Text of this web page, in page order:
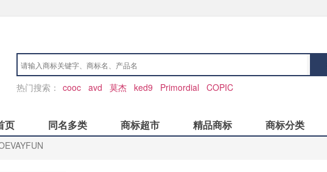
热门搜索： cooc avd 莫杰 ked9 Primordial COPIC
页 同名多类 商标超市 精品商标 商标分类